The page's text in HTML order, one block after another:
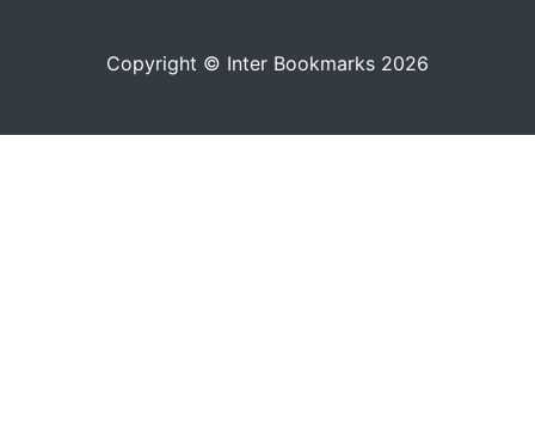
Copyright © Inter Bookmarks 2026